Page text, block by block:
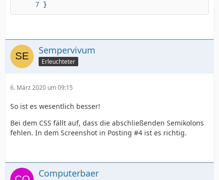
}
Sempervivum
Erleuchteter
6. März 2020 um 09:15
So ist es wesentlich besser!
Bei dem CSS fällt auf, dass die abschließenden Semikolons
fehlen. In dem Screenshot in Posting #4 ist es richtig.
Computerbaer